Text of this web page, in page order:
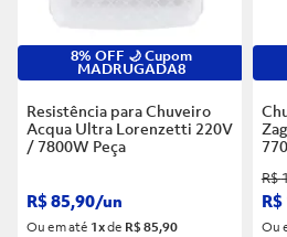
8% OFF 🌙 Cupom
MADRUGADA8
Resistência para Chuveiro
Acqua Ultra Lorenzetti 220V
/ 7800W Peça
R$85,90/un
Ou em até 1xde R$ 85,90
R$
R$
Ou